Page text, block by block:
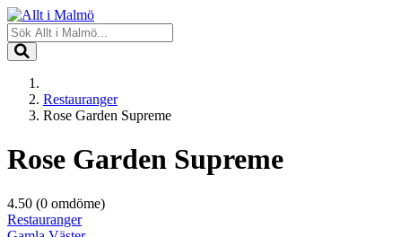
Restauranger
Rose Garden Supreme
Rose Garden Supreme
4.50 (0 omdöme)
Restauranger